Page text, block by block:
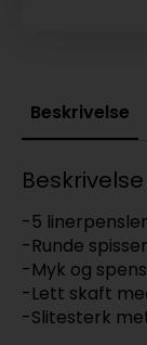
Beskrivelse
Beskrivelse
-5
-Runde
-Myk og
-Lett skaft
-Slitesterk